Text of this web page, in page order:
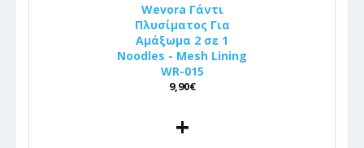
Wevora Γάντι
Πλυσίματος Για
Αμάξωμα 2 σε 1
Noodles - Mesh Lining
WR-015
9,90€
+